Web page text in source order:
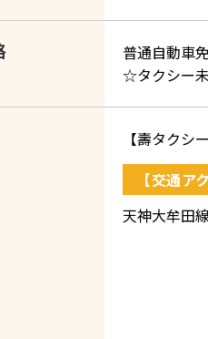
普通自動車
☆タクシー
【壽タク
【交通ア
天神大牟田